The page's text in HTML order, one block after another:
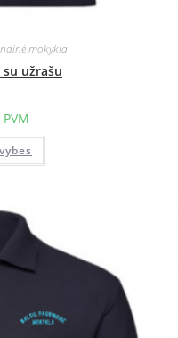
mokykla
užrašu